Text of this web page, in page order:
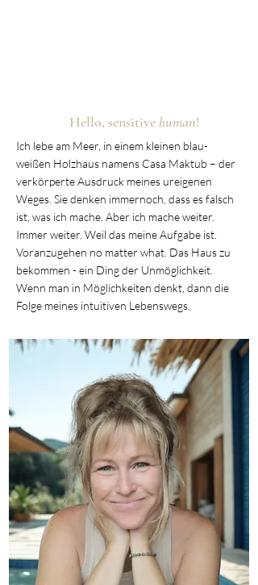
Hello, sensitivehuman!
Ich lebe am Meer, in einem kleinen blau-
weißen Holzhaus namens Casa Maktub – der
verkörperte Ausdruck meines ureigenen
Weges. Sie denken immernoch, dass es falsch
ist, was ich mache. Aber ich mache weiter.
Immer weiter. Weil das meine Aufgabe ist.
Voranzugehen no matter what. Das Haus zu
bekommen - ein Ding der Unmöglichkeit.
Wenn man in Möglichkeiten denkt, dann die
Folge meines intuitiven Lebenswegs.